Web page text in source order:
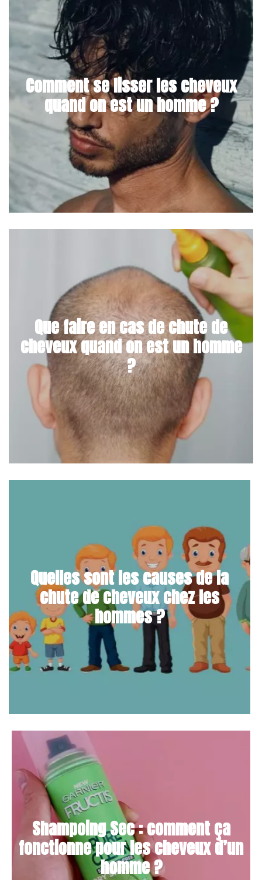
Comment se lisser les cheveux
quand on est un homme ?
Que faire en cas de chute de
cheveux quand on est un homme
?
Quelles sont les causes de la
chute de cheveux chez les
hommes ?
Shampoing Sec : comment ça
fonctionne pour les cheveux d’un
homme ?